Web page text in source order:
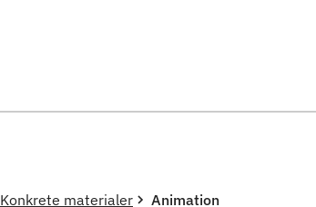
Konkrete materialer Animation